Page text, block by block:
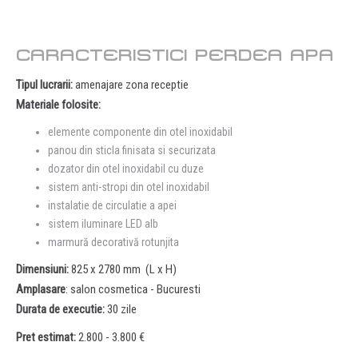
CARACTERISTICI PERDEA APA
Tipul lucrarii:amenajare zona receptie
Materiale folosite:
elemente componente din otel inoxidabil
panou din sticla finisata si securizata
dozator din otel inoxidabil cu duze
sistem anti-stropi din otel inoxidabil
instalatie de circulatie a apei
sistem iluminare LED alb
marmură decorativă rotunjita
Dimensiuni:825 x 2780 mm (L x H)
Amplasare: salon cosmetica - Bucuresti
Durata de executie:30 zile
Pret estimat:2.800 - 3.800 €